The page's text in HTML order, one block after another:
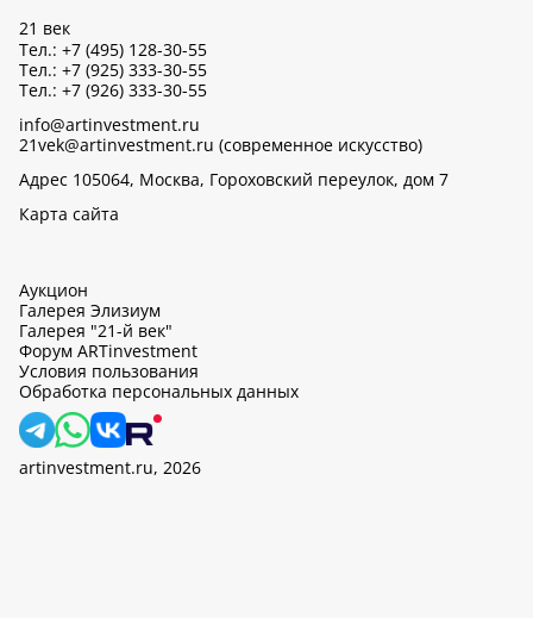
21 век
Тел.: +7 (495) 128-30-55
Тел.: +7 (925) 333-30-55
Тел.: +7 (926) 333-30-55
info@artinvestment.ru
21vek@artinvestment.ru (современное искусство)
Адрес 105064, Москва, Гороховский переулок, дом 7
Карта сайта
Аукцион
Галерея Элизиум
Галерея "21-й век"
Форум ARTinvestment
Условия пользования
Обработка персональных данных
artinvestment.ru, 2026